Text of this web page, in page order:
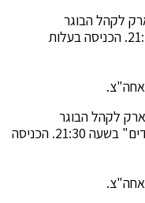
ארקדי דוכין מארח את נרקיס בשעה 21:30. הכניסה בעלות
אחה"צ.
רביב כנר מארח את תום ואורית מ"היהודים" בשעה 21:30. הכניסה
אחה"צ.